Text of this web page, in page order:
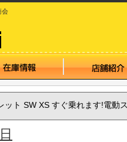
会
ット SW XS すぐ乗れます!電動